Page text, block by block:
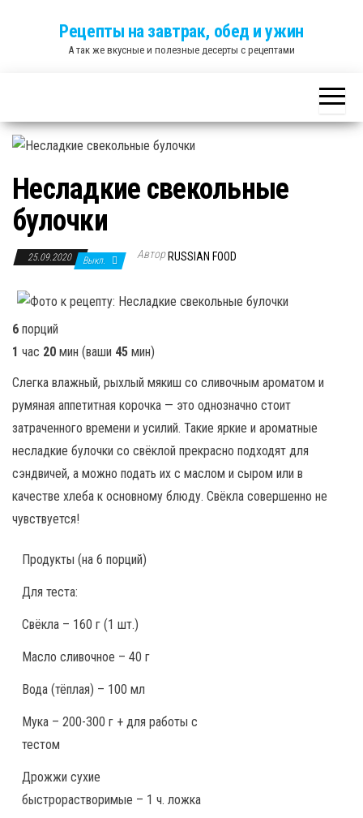
Рецепты на завтрак, обед и ужин
А так же вкусные и полезные десерты с рецептами
Несладкие свекольные
булочки
25.09.2020 Выкл. Автор RUSSIAN FOOD
6 порций
1 час 20 мин (ваши 45 мин)
Слегка влажный, рыхлый мякиш со сливочным ароматом и
румяная аппетитная корочка — это однозначно стоит
затраченного времени и усилий. Такие яркие и ароматные
несладкие булочки со свёклой прекрасно подходят для
сэндвичей, а можно подать их с маслом и сыром или в
качестве хлеба к основному блюду. Свёкла совершенно не
чувствуется!
Продукты (на 6 порций)
Для теста:
Свёкла – 160 г (1 шт.)
Масло сливочное – 40 г
Вода (тёплая) – 100 мл
Мука – 200-300 г + для работы с
тестом
Дрожжи сухие
быстрорастворимые – 1 ч. ложка